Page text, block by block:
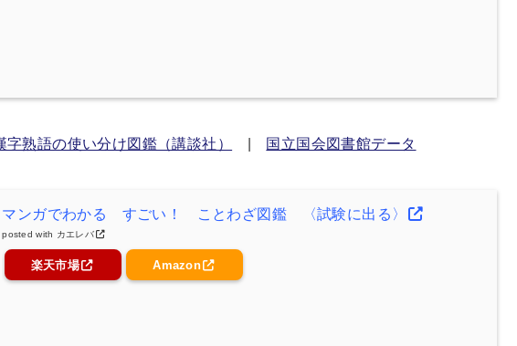
熟語の使い分け図鑑（講談社） | 国立国会図書館データ
マンガでわかる すごい！ ことわざ図鑑 〈試験に出る〉
posted with カエレバ
楽天市場 Amazon